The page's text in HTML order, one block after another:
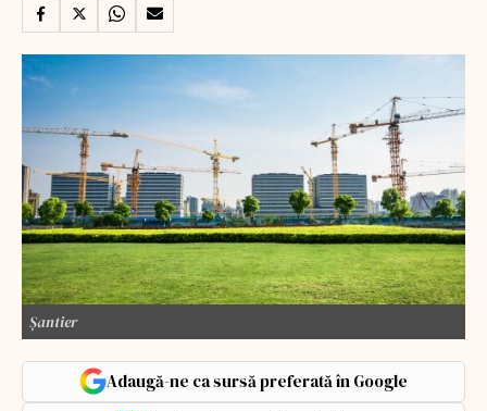
Șantier
Adaugă-ne ca sursă preferată în Google